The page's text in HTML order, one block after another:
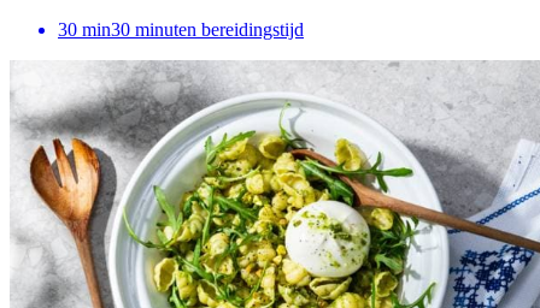
30 min30 minuten bereidingstijd